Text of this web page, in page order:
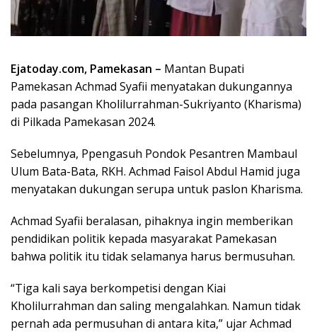
Ejatoday.com, Pamekasan – Mantan Bupati
Pamekasan Achmad Syafii menyatakan dukungannya
pada pasangan Kholilurrahman-Sukriyanto (Kharisma)
di Pilkada Pamekasan 2024.
Sebelumnya, Ppengasuh Pondok Pesantren Mambaul
Ulum Bata-Bata, RKH. Achmad Faisol Abdul Hamid juga
menyatakan dukungan serupa untuk paslon Kharisma.
Achmad Syafii beralasan, pihaknya ingin memberikan
pendidikan politik kepada masyarakat Pamekasan
bahwa politik itu tidak selamanya harus bermusuhan.
“Tiga kali saya berkompetisi dengan Kiai
Kholilurrahman dan saling mengalahkan. Namun tidak
pernah ada permusuhan di antara kita,” ujar Achmad